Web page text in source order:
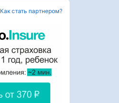
Как стать партнером?